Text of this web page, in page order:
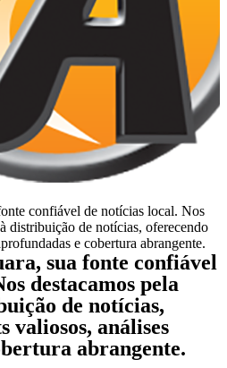
confiável de notícias local. Nos
distribuição de notícias, oferecendo
e cobertura abrangente.
sua fonte confiável
destacamos pela
de notícias,
valiosos, análises
abrangente.